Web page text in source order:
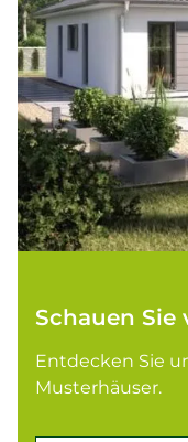
Schauen Sie
Entdecken Sie
Musterhäuser.